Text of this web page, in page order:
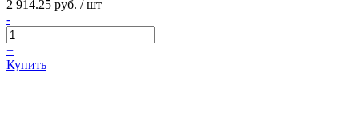
2 914.25 руб. / шт
-
+
Купить